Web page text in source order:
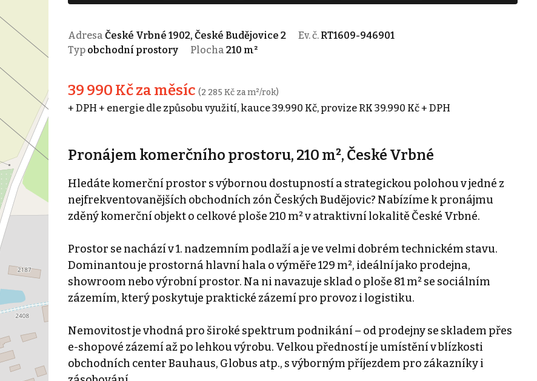
Adresa České Vrbné 1902, České Budějovice 2 Ev. č. RT1609-946901
Typ obchodní prostory Plocha 210 m²
39 990 Kč za měsíc (2 285 Kč za m²/rok)
+ DPH + energie dle způsobu využití, kauce 39.990 Kč, provize RK 39.990 Kč + DPH
Pronájem komerčního prostoru, 210 m², České Vrbné
Hledáte komerční prostor s výbornou dostupností a strategickou polohou v jedné z
nejfrekventovanějších obchodních zón Českých Budějovic? Nabízíme k pronájmu
zděný komerční objekt o celkové ploše 210 m² v atraktivní lokalitě České Vrbné.
Prostor se nachází v 1. nadzemním podlaží a je ve velmi dobrém technickém stavu.
Dominantou je prostorná hlavní hala o výměře 129 m², ideální jako prodejna,
showroom nebo výrobní prostor. Na ni navazuje sklad o ploše 81 m² se sociálním
zázemím, který poskytuje praktické zázemí pro provoz i logistiku.
Nemovitost je vhodná pro široké spektrum podnikání – od prodejny se skladem přes
e-shopové zázemí až po lehkou výrobu. Velkou předností je umístění v blízkosti
obchodních center Bauhaus, Globus atp., s výborným příjezdem pro zákazníky i